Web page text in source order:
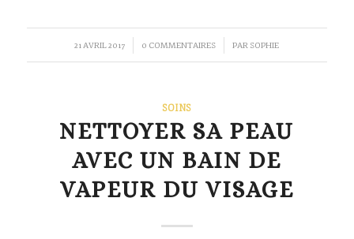
21 AVRIL 2017
/ 0 COMMENTAIRES
/ PAR SOPHIE
SOINS
NETTOYER SA PEAU
AVEC UN BAIN DE
VAPEUR DU VISAGE